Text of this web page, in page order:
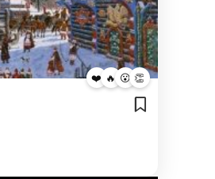
❤️ 🔥 😮 👏